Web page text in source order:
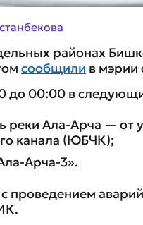
районах
сообщили в мэрии
до 00:00 в
реки Ала-Арча —
канала (ЮБЧК);
Арча-3».
проведением